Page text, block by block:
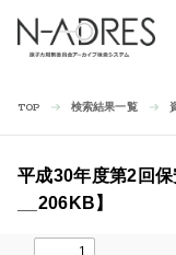
TOP 検索結果一覧
平成30年度第2回
__206KB】